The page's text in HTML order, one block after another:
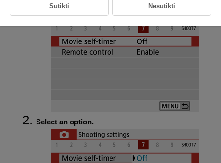
Select [
Select an option.
Sutikti Nesutikti